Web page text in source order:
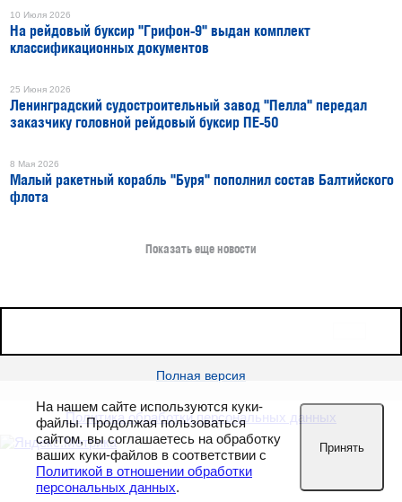
10 Июля 2026
На рейдовый буксир "Грифон-9" выдан комплект
классификационных документов
25 Июня 2026
Ленинградский судостроительный завод "Пелла" передал
заказчику головной рейдовый буксир ПЕ-50
8 Мая 2026
Малый ракетный корабль "Буря" пополнил состав Балтийского
флота
Показать еще новости
Полная версия
Политика обработки персональных данных
На нашем сайте используются куки-
файлы. Продолжая пользоваться
сайтом, вы соглашаетесь на обработку
ваших куки-файлов в соответствии с
Политикой в отношении обработки
персональных данных.
Принять